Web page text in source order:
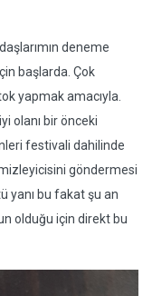
deneme
başlarda. Çok
yapmak amacıyla.
olanı bir önceki
festivali dahilinde
göndermesi
yanı bu fakat şu an
olduğu için direkt bu